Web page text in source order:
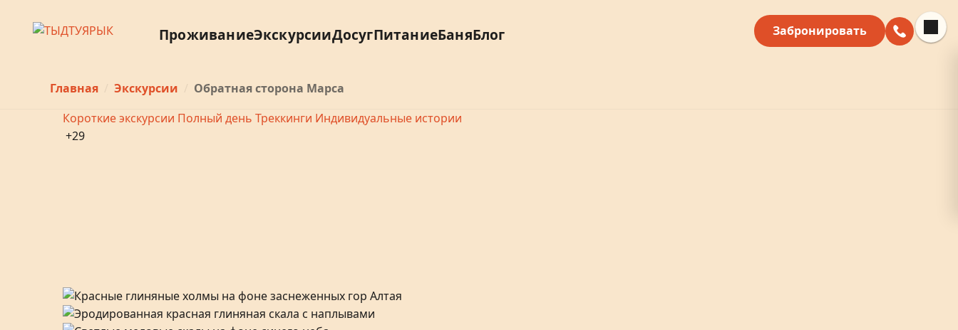
ПроживаниеЭкскурсииДосугПитаниеБаняБлог Забронировать
Главная Экскурсии
Обратная сторона Марса
Короткие экскурсии Полный день Треккинги Индивидуальные истории
+29